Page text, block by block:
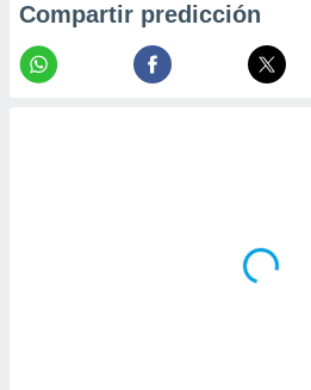
Compartir predicción